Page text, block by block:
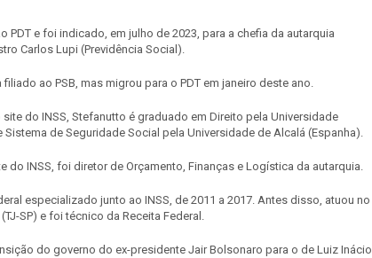
PDT e foi indicado, em julho de 2023, para a chefia da autarquia
Carlos Lupi (Previdência Social).
ao PSB, mas migrou para o PDT em janeiro deste ano.
do INSS, Stefanutto é graduado em Direito pela Universidade
Sistema de Seguridade Social pela Universidade de Alcalá (Espanha).
do INSS, foi diretor de Orçamento, Finanças e Logística da autarquia.
especializado junto ao INSS, de 2011 a 2017. Antes disso, atuou no
SP) e foi técnico da Receita Federal.
do governo do ex-presidente Jair Bolsonaro para o de Luiz Inácio